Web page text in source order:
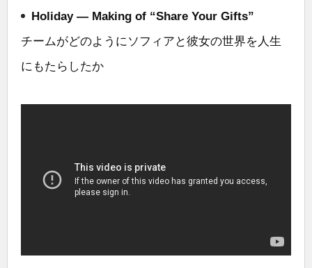
Holiday — Making of “Share Your Gifts”
チームがどのようにソフィアと彼女の世界を人生
にもたらしたか